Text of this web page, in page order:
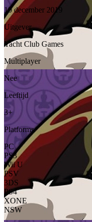
10 december 2019
Uitgever
Yacht Club Games
Multiplayer
Nee
Leeftijd
3+
Platforms
PC
PS3
Wii U
PSV
3DS
PS4
XONE
NSW